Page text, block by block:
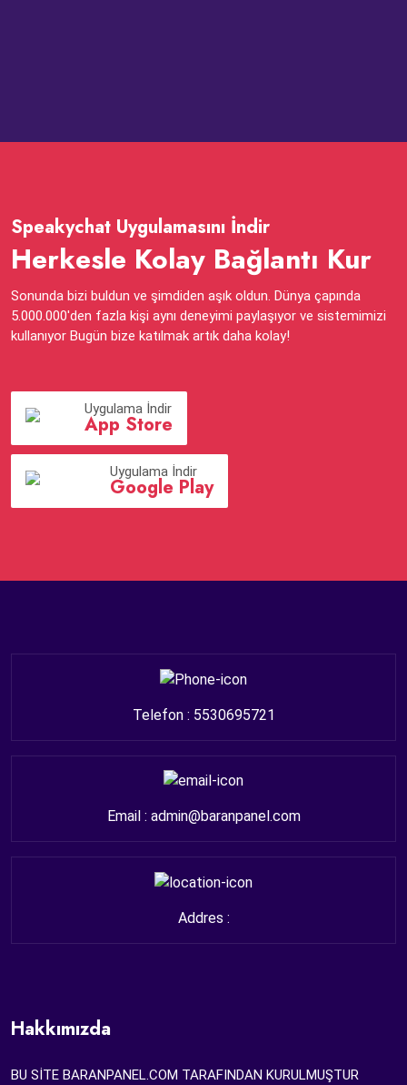
Speakychat Uygulamasını İndir
Herkesle Kolay Bağlantı Kur
Sonunda bizi buldun ve şimdiden aşık oldun. Dünya çapında
5.000.000'den fazla kişi aynı deneyimi paylaşıyor ve sistemimizi
kullanıyor Bugün bize katılmak artık daha kolay!
Uygulama İndir
App Store
Uygulama İndir
Google Play
Telefon : 5530695721
Email : admin@baranpanel.com
Addres :
Hakkımızda
BU SİTE BARANPANEL.COM TARAFINDAN KURULMUŞTUR